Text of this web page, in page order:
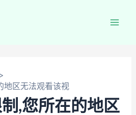
地区无法观看该视
,您所在的地区